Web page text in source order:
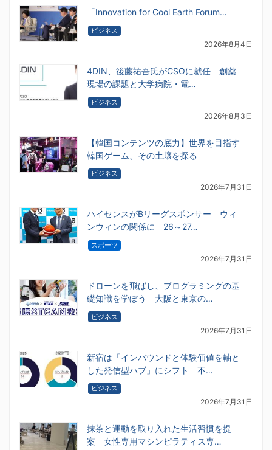
「Innovation for Cool Earth Forum…
ビジネス
2026年8月4日
4DIN、後藤祐吾氏がCSOに就任 創薬
現場の課題と大学病院・電…
ビジネス
2026年8月3日
【韓国コンテンツの底力】世界を目指す
韓国ゲーム、その土壌を探る
ビジネス
2026年7月31日
ハイセンスがBリーグスポンサー ウィ
ンウィンの関係に 26～27…
スポーツ
2026年7月31日
ドローンを飛ばし、プログラミングの基
礎知識を学ぼう 大阪と東京の…
ビジネス
2026年7月31日
新宿は「インバウンドと体験価値を軸と
した発信型ハブ」にシフト 不…
ビジネス
2026年7月31日
抹茶と運動を取り入れた生活習慣を提
案 女性専用マシンピラティス専…